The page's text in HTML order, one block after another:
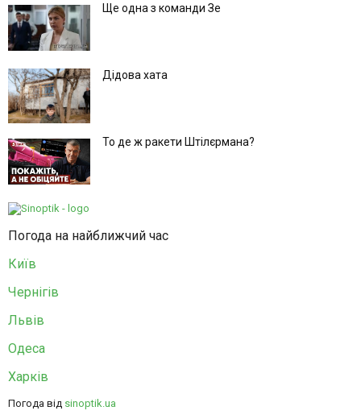
Ще одна з команди Зе
Дідова хата
То де ж ракети Штілєрмана?
Погода на найближчий час
Київ
Чернігів
Львів
Одеса
Харків
Погода від sinoptik.ua